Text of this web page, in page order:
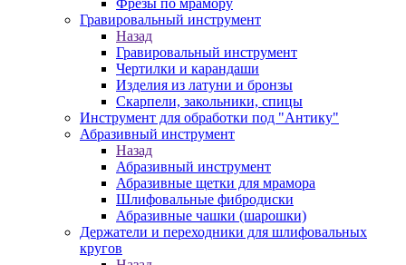
Фрезы по мрамору
Гравировальный инструмент
Назад
Гравировальный инструмент
Чертилки и карандаши
Изделия из латуни и бронзы
Скарпели, закольники, спицы
Инструмент для обработки под "Антику"
Абразивный инструмент
Назад
Абразивный инструмент
Абразивные щетки для мрамора
Шлифовальные фибродиски
Абразивные чашки (шарошки)
Держатели и переходники для шлифовальных
кругов